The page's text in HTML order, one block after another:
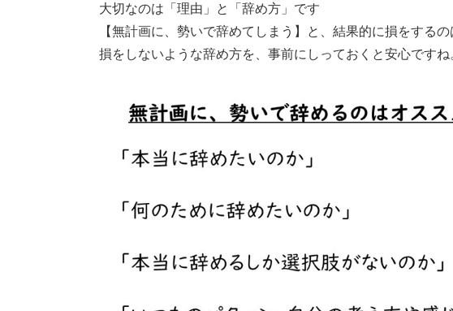
大切なのは「理由」と「辞め方」です
【無計画に、勢いで辞めてしまう】と、結果的に損をする
損をしないような辞め方を、事前にしっておくと安心ですね